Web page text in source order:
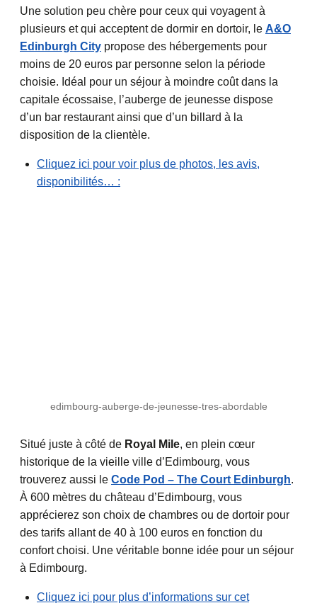
Une solution peu chère pour ceux qui voyagent à
plusieurs et qui acceptent de dormir en dortoir, le A&O
Edinburgh City propose des hébergements pour
moins de 20 euros par personne selon la période
choisie. Idéal pour un séjour à moindre coût dans la
capitale écossaise, l’auberge de jeunesse dispose
d’un bar restaurant ainsi que d’un billard à la
disposition de la clientèle.
Cliquez ici pour voir plus de photos, les avis,
disponibilités… :
edimbourg-auberge-de-jeunesse-tres-abordable
Situé juste à côté de Royal Mile, en plein cœur
historique de la vieille ville d’Edimbourg, vous
trouverez aussi le Code Pod – The Court Edinburgh.
À 600 mètres du château d’Edimbourg, vous
apprécierez son choix de chambres ou de dortoir pour
des tarifs allant de 40 à 100 euros en fonction du
confort choisi. Une véritable bonne idée pour un séjour
à Edimbourg.
Cliquez ici pour plus d’informations sur cet